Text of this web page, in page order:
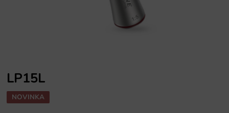
LP15L
NOVINKA